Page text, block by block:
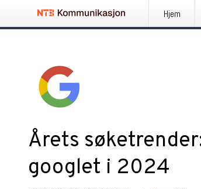
Hjem
Årets
googlet i 2024